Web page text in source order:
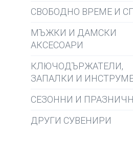
СВОБОДНО ВРЕМЕ И
МЪЖКИ И ДАМСКИ
АКСЕСОАРИ
КЛЮЧОДЪРЖАТЕЛИ,
ЗАПАЛКИ И
СЕЗОННИ И
ДРУГИ СУВЕНИРИ